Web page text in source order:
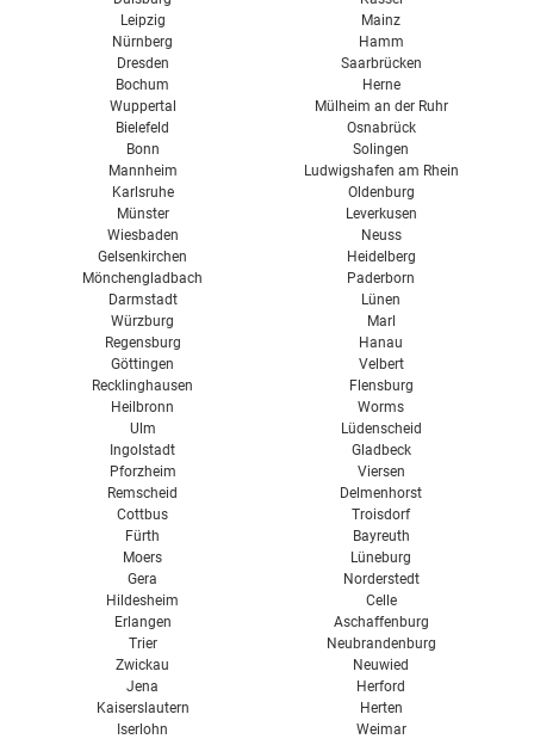
Leipzig
Nürnberg
Dresden
Bochum
Wuppertal
Bielefeld
Bonn
Mannheim
Karlsruhe
Münster
Wiesbaden
Gelsenkirchen
Mönchengladbach
Mainz
Hamm
Saarbrücken
Herne
Mülheim an der Ruhr
Osnabrück
Solingen
Ludwigshafen am Rhein
Oldenburg
Leverkusen
Neuss
Heidelberg
Paderborn
Darmstadt
Würzburg
Regensburg
Göttingen
Recklinghausen
Heilbronn
Ulm
Ingolstadt
Pforzheim
Remscheid
Cottbus
Fürth
Moers
Gera
Hildesheim
Erlangen
Trier
Zwickau
Jena
Kaiserslautern
Iserlohn
Lünen
Marl
Hanau
Velbert
Flensburg
Worms
Lüdenscheid
Gladbeck
Viersen
Delmenhorst
Troisdorf
Bayreuth
Lüneburg
Norderstedt
Celle
Aschaffenburg
Neubrandenburg
Neuwied
Herford
Herten
Weimar